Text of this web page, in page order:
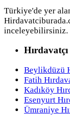
Türkiye'de yer
inceleyebilirsiniz.
Beylikdüzü
Fatih
Kadıköy
Esenyurt
Ümraniye